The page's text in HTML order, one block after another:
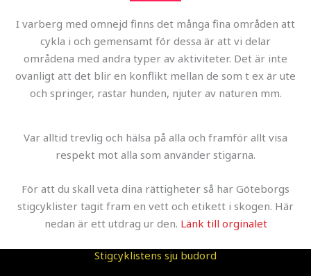
I varberg med omnejd finns det många fina områden att
cykla i och gemensamt för dessa är att vi delar
områdena med andra typer av aktiviteter. Det är inte
ovanligt att det blir en konflikt mellan de som t ex är ute
och springer, rastar hunden, njuter av naturen mm.
Var alltid trevlig och hälsa på alla och framför allt visa
respekt mot alla som använder stigarna.
För att du skall veta dina rättigheter så har Göteborgs
stigcyklister tagit fram en vett och etikett i skogen. Här
nedan är ett utdrag ur den. Länk till orginalet
Stigcyklistens sju budord